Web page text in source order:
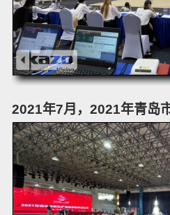
2021年7月，2021年青岛